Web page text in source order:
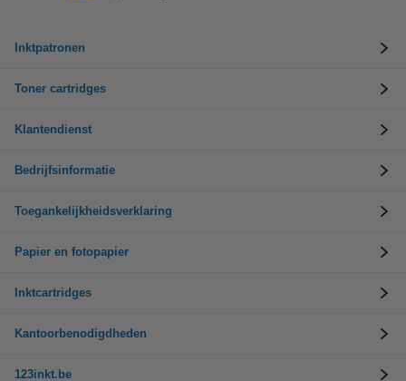
Inktpatronen
Toner cartridges
Klantendienst
Bedrijfsinformatie
Toegankelijkheidsverklaring
Papier en fotopapier
Inktcartridges
Kantoorbenodigdheden
123inkt.be